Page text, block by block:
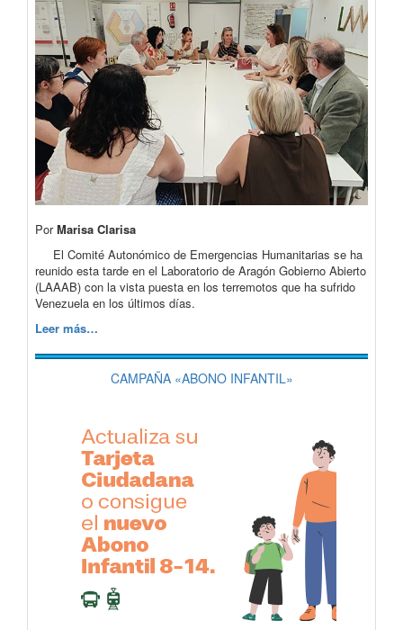
PorMarisa Clarisa
El Comité Autonómico de Emergencias Humanitarias se ha
reunido esta tarde en el Laboratorio de Aragón Gobierno Abierto
(LAAAB) con la vista puesta en los terremotos que ha sufrido
Venezuela en los últimos días.
Leer más…
CAMPAÑA «ABONO INFANTIL»